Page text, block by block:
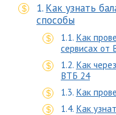
Как узнать
способы
Как
сервисах от
Как
ВТБ 24
Как
Как